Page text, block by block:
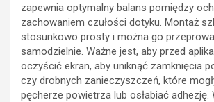
zapewnia optymalny balans pomiędzy
zachowaniem czułości dotyku. Montaż
stosunkowo prosty i można go
samodzielnie. Ważne jest, aby przed
oczyścić ekran, aby uniknąć zamknięcia
czy drobnych zanieczyszczeń, które
pęcherze powietrza lub osłabiać adhezję.